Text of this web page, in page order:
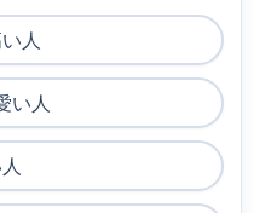
人
い人